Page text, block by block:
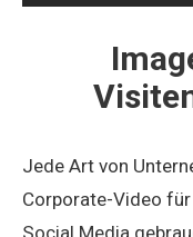
Jede Art von
Corporate-Video
Social Media